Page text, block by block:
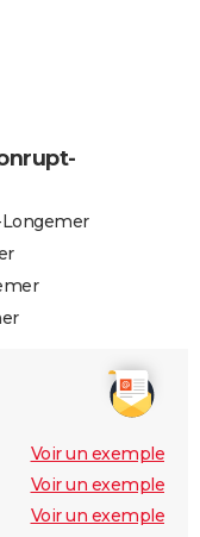
Voir un exemple
Voir un exemple
Voir un exemple